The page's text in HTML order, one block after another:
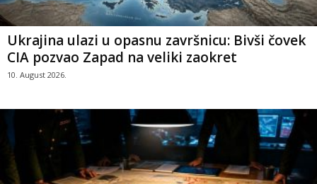
Ukrajina ulazi u opasnu završnicu: Bivši čovek
CIA pozvao Zapad na veliki zaokret
10. August 2026.